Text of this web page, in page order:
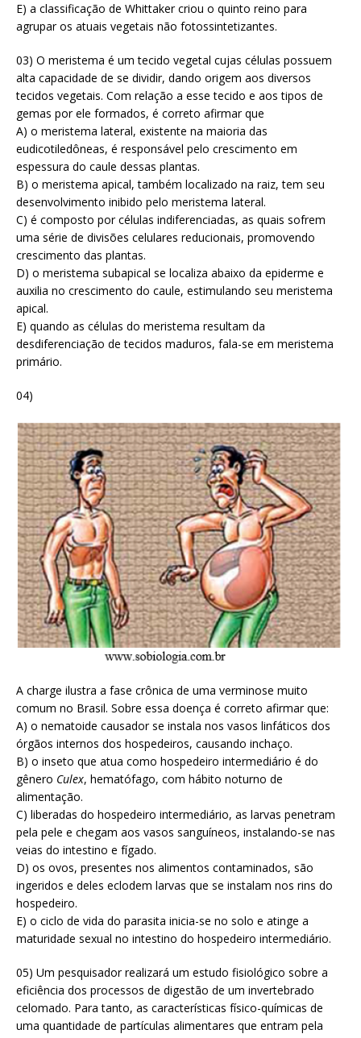
E) a classificação de Whittaker criou o quinto reino para
agrupar os atuais vegetais não fotossintetizantes.
03) O meristema é um tecido vegetal cujas células possuem
alta capacidade de se dividir, dando origem aos diversos
tecidos vegetais. Com relação a esse tecido e aos tipos de
gemas por ele formados, é correto afirmar que
A) o meristema lateral, existente na maioria das
eudicotiledôneas, é responsável pelo crescimento em
espessura do caule dessas plantas.
B) o meristema apical, também localizado na raiz, tem seu
desenvolvimento inibido pelo meristema lateral.
C) é composto por células indiferenciadas, as quais sofrem
uma série de divisões celulares reducionais, promovendo
crescimento das plantas.
D) o meristema subapical se localiza abaixo da epiderme e
auxilia no crescimento do caule, estimulando seu meristema
apical.
E) quando as células do meristema resultam da
desdiferenciação de tecidos maduros, fala-se em meristema
primário.
04)
A charge ilustra a fase crônica de uma verminose muito
comum no Brasil. Sobre essa doença é correto afirmar que:
A) o nematoide causador se instala nos vasos linfáticos dos
órgãos internos dos hospedeiros, causando inchaço.
B) o inseto que atua como hospedeiro intermediário é do
gênero Culex, hematófago, com hábito noturno de
alimentação.
C) liberadas do hospedeiro intermediário, as larvas penetram
pela pele e chegam aos vasos sanguíneos, instalando-se nas
veias do intestino e fígado.
D) os ovos, presentes nos alimentos contaminados, são
ingeridos e deles eclodem larvas que se instalam nos rins do
hospedeiro.
E) o ciclo de vida do parasita inicia-se no solo e atinge a
maturidade sexual no intestino do hospedeiro intermediário.
05) Um pesquisador realizará um estudo fisiológico sobre a
eficiência dos processos de digestão de um invertebrado
celomado. Para tanto, as características físico-químicas de
uma quantidade de partículas alimentares que entram pela